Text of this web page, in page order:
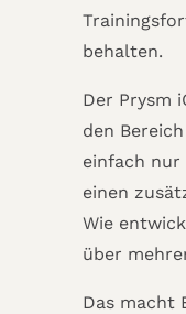
behalten.
Der Prysm
den
einfach nur
einen
Wie
über
Das macht